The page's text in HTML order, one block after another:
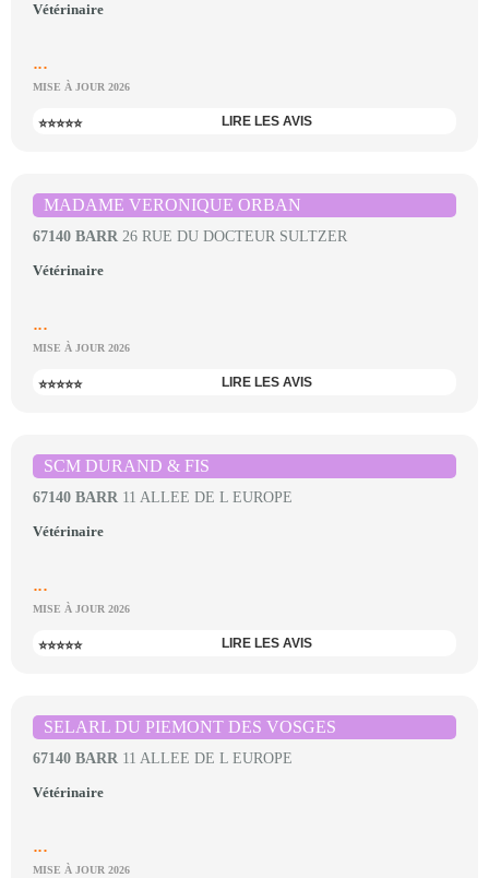
Vétérinaire
...
MISE À JOUR 2026
⭐⭐⭐⭐⭐ LIRE LES AVIS
MADAME VERONIQUE ORBAN
67140 BARR 26 RUE DU DOCTEUR SULTZER
Vétérinaire
...
MISE À JOUR 2026
⭐⭐⭐⭐⭐ LIRE LES AVIS
SCM DURAND & FIS
67140 BARR 11 ALLEE DE L EUROPE
Vétérinaire
...
MISE À JOUR 2026
⭐⭐⭐⭐⭐ LIRE LES AVIS
SELARL DU PIEMONT DES VOSGES
67140 BARR 11 ALLEE DE L EUROPE
Vétérinaire
...
MISE À JOUR 2026